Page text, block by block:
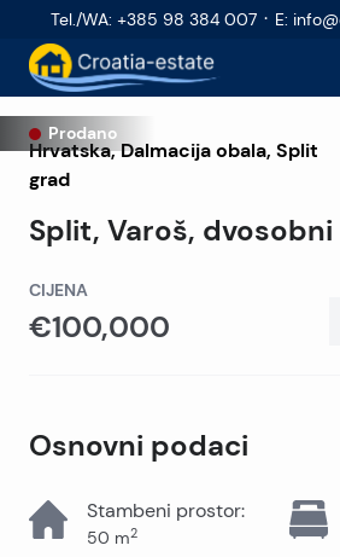
Tel./WA: +385 98 384 007 · E:
Prodano
Hrvatska,Dalmacija obala, Split
grad
Split, Varoš,
CIJENA
€100,000
Osnovni podaci
Stambeni prostor:
50 m2